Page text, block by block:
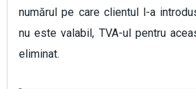
numărul pe care clientul l-a
nu este valabil, TVA-ul pentru
eliminat.